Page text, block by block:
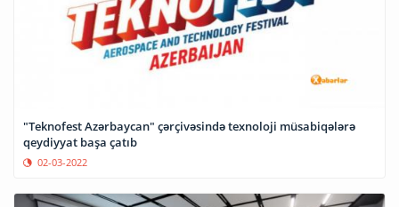
"Teknofest Azərbaycan" çərçivəsində texnoloji müsabiqələrə
qeydiyyat başa çatıb
02-03-2022